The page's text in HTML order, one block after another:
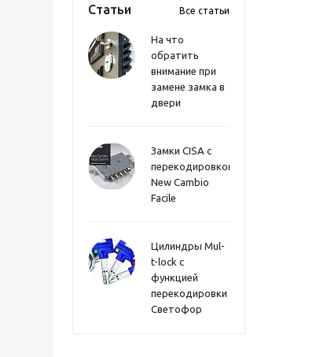
Статьи Все статьи
На что
обратить
внимание при
замене замка в
двери
Замки CISA с
перекодировкой
New Cambio
Facile
Цилиндры Mul-
t-lock с
функцией
перекодировки
Светофор